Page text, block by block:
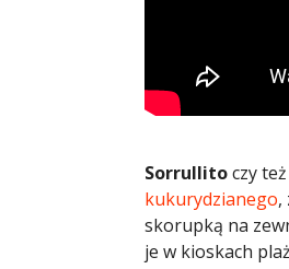
Sorrullitoczy też
kukurydzianego,
skorupką na
je w kioskach